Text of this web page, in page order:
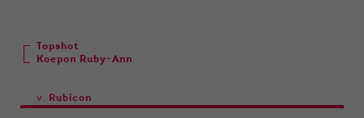
Topshot
Koepon Ruby-Ann
v. Rubicon